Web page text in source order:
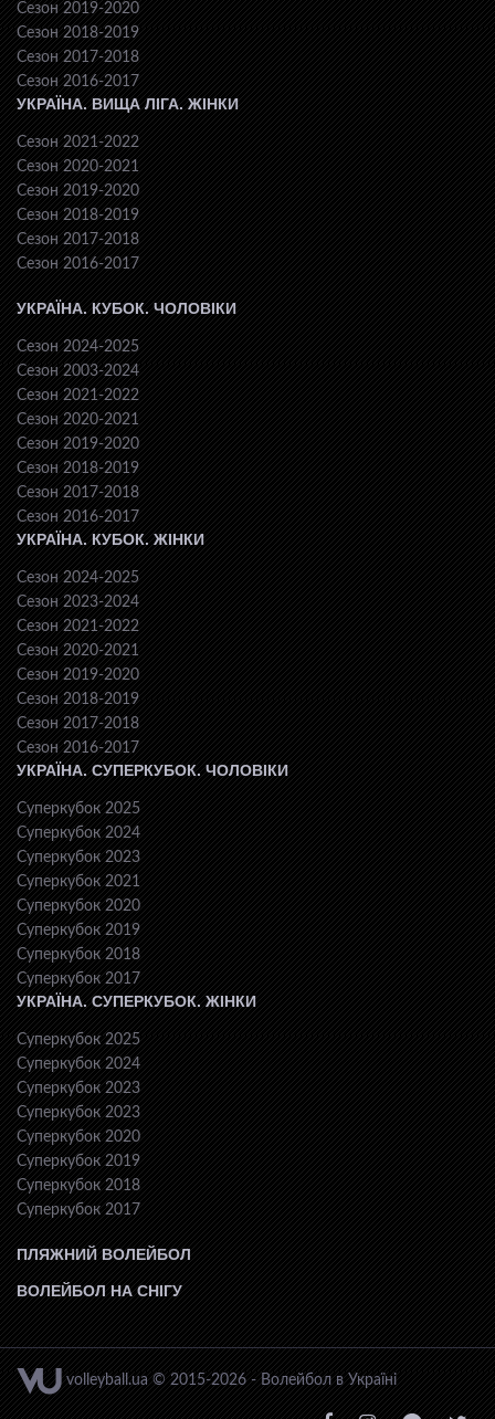
Сезон 2019-2020
Сезон 2018-2019
Сезон 2017-2018
Сезон 2016-2017
УКРАЇНА. ВИЩА ЛІГА. ЖІНКИ
Сезон 2021-2022
Сезон 2020-2021
Сезон 2019-2020
Сезон 2018-2019
Сезон 2017-2018
Сезон 2016-2017
УКРАЇНА. КУБОК. ЧОЛОВІКИ
Сезон 2024-2025
Сезон 2003-2024
Сезон 2021-2022
Сезон 2020-2021
Сезон 2019-2020
Сезон 2018-2019
Сезон 2017-2018
Сезон 2016-2017
УКРАЇНА. КУБОК. ЖІНКИ
Сезон 2024-2025
Сезон 2023-2024
Сезон 2021-2022
Сезон 2020-2021
Сезон 2019-2020
Сезон 2018-2019
Сезон 2017-2018
Сезон 2016-2017
УКРАЇНА. СУПЕРКУБОК. ЧОЛОВІКИ
Суперкубок 2025
Суперкубок 2024
Суперкубок 2023
Суперкубок 2021
Суперкубок 2020
Суперкубок 2019
Суперкубок 2018
Суперкубок 2017
УКРАЇНА. СУПЕРКУБОК. ЖІНКИ
Суперкубок 2025
Суперкубок 2024
Суперкубок 2023
Суперкубок 2023
Суперкубок 2020
Суперкубок 2019
Суперкубок 2018
Суперкубок 2017
ПЛЯЖНИЙ ВОЛЕЙБОЛ
ВОЛЕЙБОЛ НА СНІГУ
volleyball.ua © 2015-2026 - Волейбол в Україні